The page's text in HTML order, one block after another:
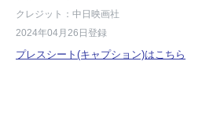
クレジット：中日映画社
2024年04月26日登録
プレスシート(キャプション)はこちら